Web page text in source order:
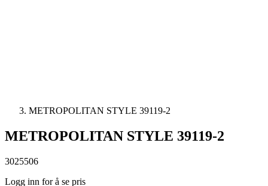
METROPOLITAN STYLE 39119-2
METROPOLITAN STYLE 39119-2
3025506
Logg inn for å se pris